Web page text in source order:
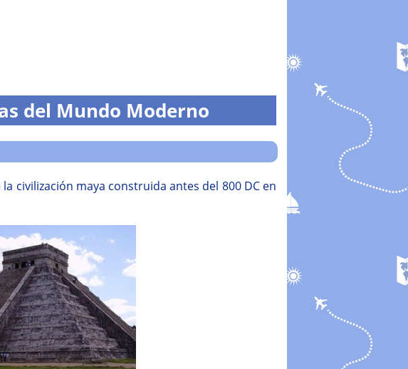
del Mundo Moderno
civilización maya construida antes del 800 DC en